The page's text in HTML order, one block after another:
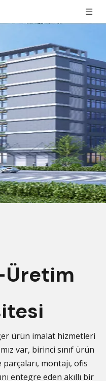
Üretim
ürün imalat hizmetleri
var, birinci sınıf ürün
montajı, ofis
entegre eden akıllı bir